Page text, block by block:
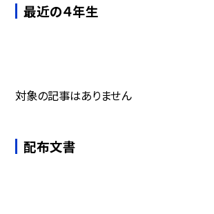
最近の４年生
対象の記事はありません
配布文書